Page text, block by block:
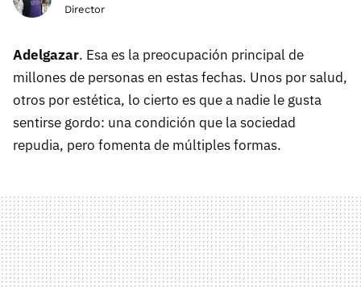
Director
Adelgazar. Esa es la preocupación principal de
millones de personas en estas fechas. Unos por salud,
otros por estética, lo cierto es que a nadie le gusta
sentirse gordo: una condición que la sociedad
repudia, pero fomenta de múltiples formas.